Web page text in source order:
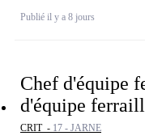
Publié il y a 8 jours
Chef d'équipe
d'équipe
CRIT - 17 - JARNE